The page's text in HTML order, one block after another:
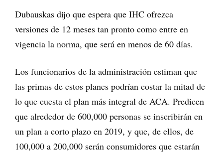
Dubauskas dijo que espera que IHC ofrezca
versiones de 12 meses tan pronto como entre en
vigencia la norma, que será en menos de 60 días.
Los funcionarios de la administración estiman que
las primas de estos planes podrían costar la mitad de
lo que cuesta el plan más integral de ACA. Predicen
que alrededor de 600,000 personas se inscribirán en
un plan a corto plazo en 2019, y que, de ellos, de
100,000 a 200,000 serán consumidores que estarán